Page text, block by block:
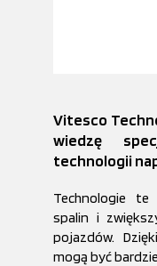
Vitesco
wiedzę
technologii
Technologie te
spalin i
pojazdów.
mogą być